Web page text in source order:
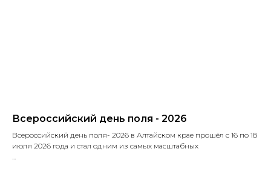
Всероссийский день поля - 2026
Всероссийский день поля- 2026 в Алтайском крае прошёл с 16 по 18
июля 2026 года и стал одним из самых масштабных
...